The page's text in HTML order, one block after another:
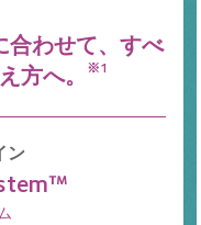
わせて、 すべ
方へ。
※1
ン